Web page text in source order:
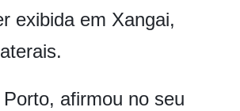
exibida em Xangai,
afirmou no seu